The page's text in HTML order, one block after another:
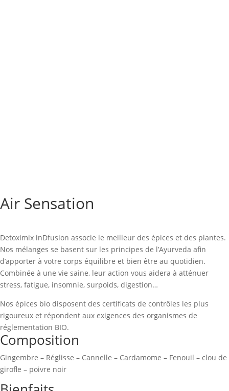
Air Sensation
Detoximix inDfusion associe le meilleur des épices et des plantes.
Nos mélanges se basent sur les principes de l’Ayurveda afin
d’apporter à votre corps équilibre et bien être au quotidien.
Combinée à une vie saine, leur action vous aidera à atténuer
stress, fatigue, insomnie, surpoids, digestion…
Nos épices bio disposent des certificats de contrôles les plus
rigoureux et répondent aux exigences des organismes de
réglementation BIO.
Composition
Gingembre – Réglisse – Cannelle – Cardamome – Fenouil – clou de
girofle – poivre noir